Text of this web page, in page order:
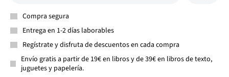
Compra segura
Entrega en 1-2 días laborables
Regístrate y disfruta de descuentos en cada compra
Envío gratis a partir de 19€ en libros y de 39€ en libros de texto,
juguetes y papelería.